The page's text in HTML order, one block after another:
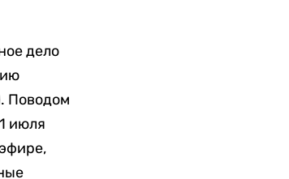
дело
Поводом
июля